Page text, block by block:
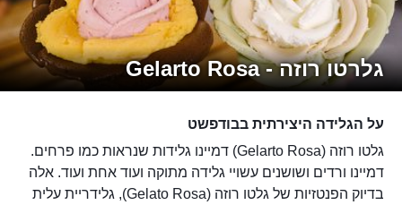
גלרטו רוזה - Gelarto Rosa
על הגלידה היצירתית בבודפשט
גלטו רוזה (Gelarto Rosa) דמיינו גלידות שנראות כמו פרחים.
דמיינו ורדים ושושנים עשויי גלידה מתוקה ועוד אחת ועוד. אלה
בדיוק הפנטזיות של גלטו רוזה (Gelato Rosa), גלידריית עלית